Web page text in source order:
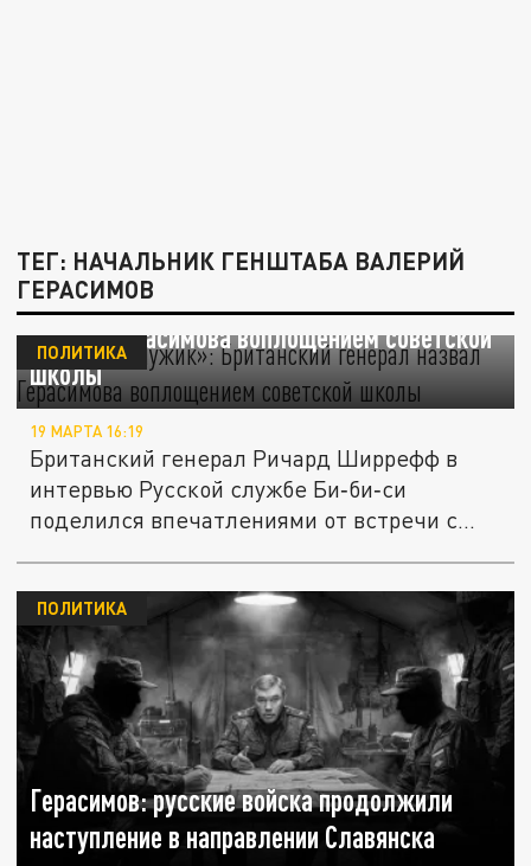
ТЕГ: НАЧАЛЬНИК ГЕНШТАБА ВАЛЕРИЙ
ГЕРАСИМОВ
«Жесткий мужик»: Британский генерал
назвал Герасимова воплощением советской
школы
ПОЛИТИКА
19 МАРТА 16:19
Британский генерал Ричард Ширрефф в
интервью Русской службе Би‑би‑си
поделился впечатлениями от встречи с...
Герасимов: русские войска продолжили
наступление в направлении Славянска
ПОЛИТИКА